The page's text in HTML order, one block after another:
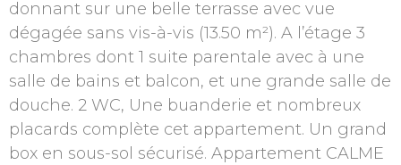
donnant sur une belle terrasse avec vue
dégagée sans vis-à-vis (13.50 m²). A l’étage 3
chambres dont 1 suite parentale avec à une
salle de bains et balcon, et une grande salle de
douche. 2 WC, Une buanderie et nombreux
placards complète cet appartement. Un grand
box en sous-sol sécurisé. Appartement CALME